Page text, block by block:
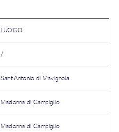
LUOGO
/
Sant'Antonio di Mavignola
Madonna di Campiglio
Madonna di Campiglio